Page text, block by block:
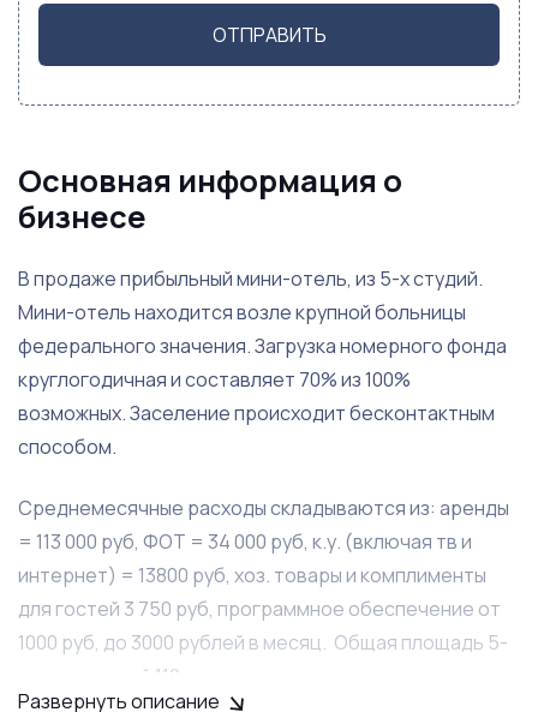
ОТПРАВИТЬ
Основная информация о
бизнесе
В продаже прибыльный мини-отель, из 5-х студий.
Мини-отель находится возле крупной больницы
федерального значения. Загрузка номерного фонда
круглогодичная и составляет 70% из 100%
возможных. Заселение происходит бесконтактным
способом.
Среднемесячные расходы складываются из: аренды
= 113 000 руб, ФОТ = 34 000 руб, к.у. (включая тв и
интернет) = 13800 руб, хоз. товары и комплименты
для гостей 3 750 руб, программное обеспечение от
1000 руб, до 3000 рублей в месяц. Общая площадь 5-
ти помещений 112 кв.м., выполнена минимальная
Развернуть описание